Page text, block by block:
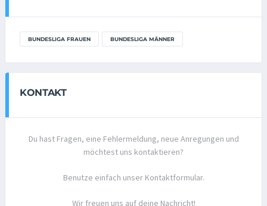
BUNDESLIGA FRAUEN BUNDESLIGA MÄNNER
KONTAKT
Du hast Fragen, eine Fehlermeldung, neue Anregungen und
möchtest uns kontaktieren?
Benutze einfach unser Kontaktformular.
Wir freuen uns auf deine Nachricht!